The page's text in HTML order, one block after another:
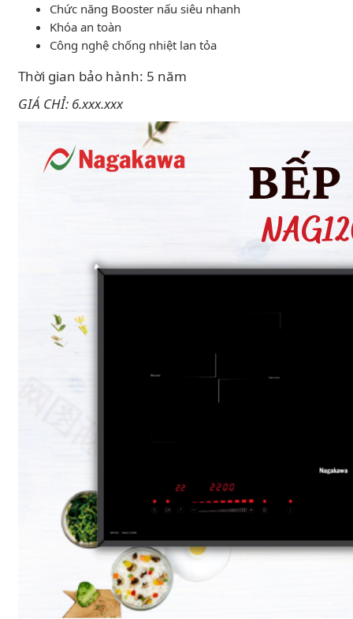
Chức năng Booster nấu siêu nhanh
Khóa an toàn
Công nghệ chống nhiệt lan tỏa
Thời gian bảo hành: 5 năm
GIÁ CHỈ: 6.xxx.xxx